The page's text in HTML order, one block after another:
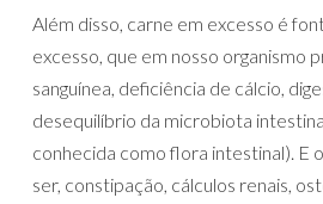
Além disso, carne em excesso é
excesso, que em nosso organismo
sanguínea, deficiência de cálcio,
desequilíbrio da microbiota
conhecida como flora intestinal). E
ser, constipação, cálculos renais,